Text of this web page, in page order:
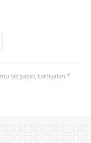
siz yazın, tartışalım *